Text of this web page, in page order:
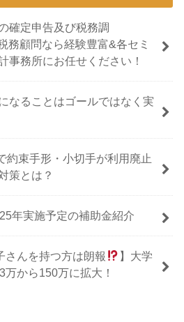
確定申告及び税務調
務顧問なら経験豊富&各セミ
事務所にお任せください！
なることはゴールではなく実
約束手形・小切手が利用廃止
策とは？
年実施予定の補助金紹介
さんを持つ方は朗報
】大学
から150万に拡大！